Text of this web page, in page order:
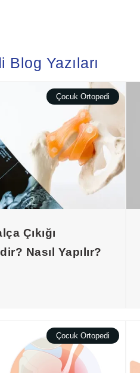
Yazıları
Çocuk Ortopedi
Çıkığı
Nasıl Yapılır?
Çocuk Ortopedi